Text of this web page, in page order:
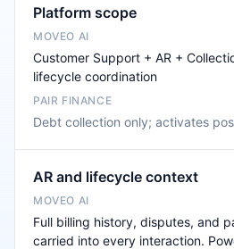
Platform scope
Customer Support + AR +
lifecycle coordination
Debt collection only; activates
AR and lifecycle context
Full billing history, disputes, and
carried into every interaction.